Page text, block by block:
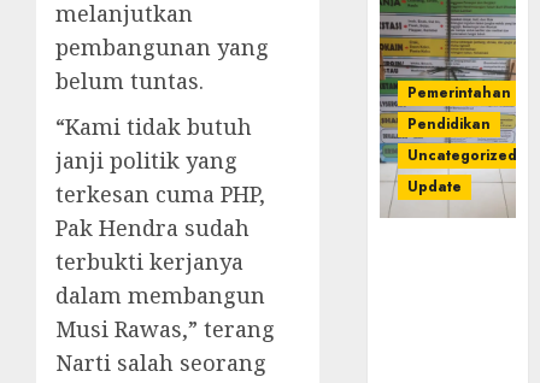
melanjutkan
pembangunan yang
belum tuntas.
“Kami tidak butuh
janji politik yang
terkesan cuma PHP,
Pak Hendra sudah
terbukti kerjanya
dalam membangun
Musi Rawas,” terang
Narti salah seorang
Pemerintahan
Pendidikan
Uncategorized
Update